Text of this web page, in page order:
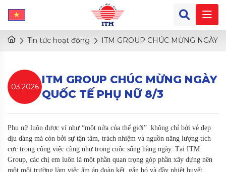
Tin tức hoạt động ITM GROUP CHÚC MỪNG NGÀY
03.2026
ITM GROUP CHÚC MỪNG NGÀY
QUỐC TẾ PHỤ NỮ 8/3
Phụ nữ luôn được ví như “một nửa của thế giới” không chỉ bởi vẻ đẹp
dịu dàng mà còn bởi sự tận tâm, trách nhiệm và nguồn năng lượng tích
cực trong công việc cũng như trong cuộc sống hằng ngày. Tại ITM
Group , các chị em luôn là một phần quan trọng góp phần xây dựng nên
một môi trường làm việc ấm áp đoàn kết, gắn bó và đầy nhiệt huyết.